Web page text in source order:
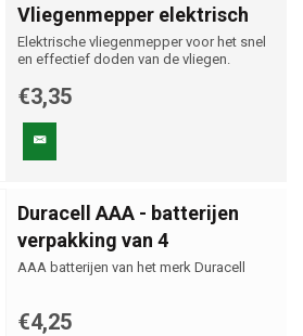
Vliegenmepper elektrisch
Elektrische vliegenmepper voor het snel
en effectief doden van de vliegen.
€3,35
Duracell AAA - batterijen
verpakking van 4
AAA batterijen van het merk Duracell
€4,25